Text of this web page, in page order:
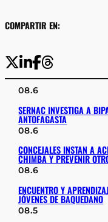
COMPARTIR EN:
08.6
SERNAC INVESTIGA A
ANTOFAGASTA
08.6
CONCEJALES INSTAN A
CHIMBA Y PREVENIR
08.6
ENCUENTRO Y
JÓVENES DE BAQUEDANO
08.5